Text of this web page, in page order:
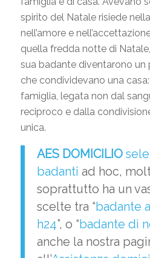
spirito del Natale risiede
nell’amore e
quella fredda notte di
sua badante diventarono un
che condividevano una
famiglia, legata non dal
reciproco e dalla
unica.
AES DOMICILIO
badanti ad hoc,
soprattutto ha un
scelte tra “badante
h24”, o “badante di
anche la nostra